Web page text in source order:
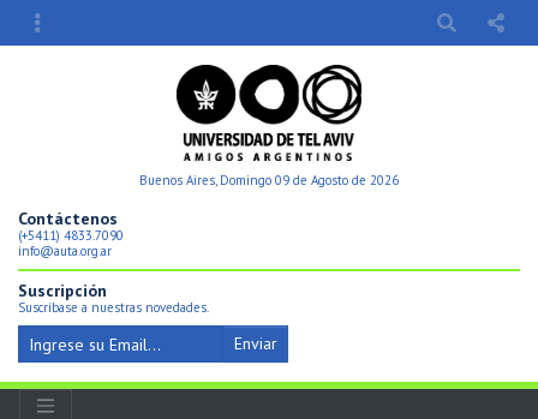
Buenos Aires, Domingo 09 de Agosto de 2026
Contáctenos
(+5411) 4833.7090
info@auta.org.ar
Suscripción
Suscríbase a nuestras novedades.
Enviar